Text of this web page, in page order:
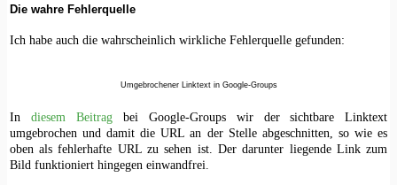
Die wahre Fehlerquelle
Ich habe auch die wahrscheinlich wirkliche Fehlerquelle gefunden:
Umgebrochener Linktext in Google-Groups
In diesem Beitragbei Google-Groups wir der sichtbare Linktext
umgebrochen und damit die URL an der Stelle abgeschnitten, so wie es
oben als fehlerhafte URL zu sehen ist. Der darunter liegende Link zum
Bild funktioniert hingegen einwandfrei.